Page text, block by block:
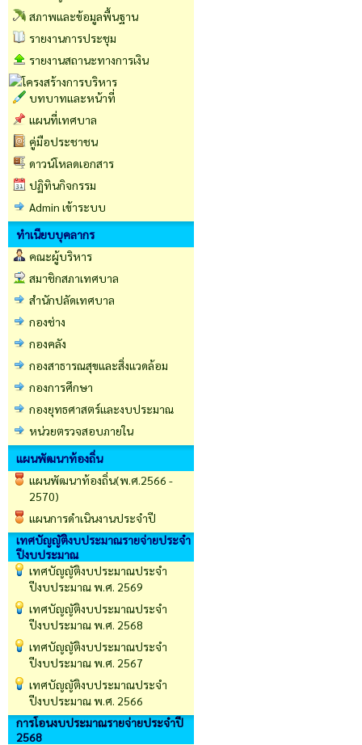
สภาพและข้อมูลพื้นฐาน
รายงานการประชุม
รายงานสถานะทางการเงิน
บทบาทและหน้าที่
แผนที่เทศบาล
คู่มือประชาชน
ดาวน์โหลดเอกสาร
ปฏิทินกิจกรรม
Admin เข้าระบบ
ทำเนียบบุคลากร
คณะผู้บริหาร
สมาชิกสภาเทศบาล
สำนักปลัดเทศบาล
กองช่าง
กองคลัง
กองสาธารณสุขและสิ่งแวดล้อม
กองการศึกษา
กองยุทธศาสตร์และงบประมาณ
หน่วยตรวจสอบภายใน
แผนพัฒนาท้องถิ่น
แผนพัฒนาท้องถิ่น(พ.ศ.2566 -
2570)
แผนการดำเนินงานประจำปี
เทศบัญญัติงบประมาณรายจ่ายประจำ
ปีงบประมาณ
เทศบัญญัติงบประมาณประจำ
ปีงบประมาณ พ.ศ. 2569
เทศบัญญัติงบประมาณประจำ
ปีงบประมาณ พ.ศ. 2568
เทศบัญญัติงบประมาณประจำ
ปีงบประมาณ พ.ศ. 2567
เทศบัญญัติงบประมาณประจำ
ปีงบประมาณ พ.ศ. 2566
การโอนงบประมาณรายจ่ายประจำปี
2568